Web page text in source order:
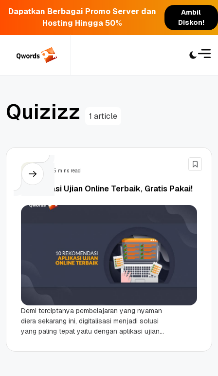
Dapatkan Berbagai Promo Server dan
Hosting Hingga 50%
Ambil
Diskon!
Quizizz 1 article
5 mins read
10 Aplikasi Ujian Online Terbaik, Gratis Pakai!
Demi terciptanya pembelajaran yang nyaman
diera sekarang ini, digitalisasi menjadi solusi
yang paling tepat yaitu dengan aplikasi ujian
untuk...